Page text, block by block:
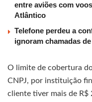
entre aviões com
Atlântico
Telefone perdeu a
ignoram chamadas
O limite de cobertura
CNPJ, por instituição
cliente tiver mais de